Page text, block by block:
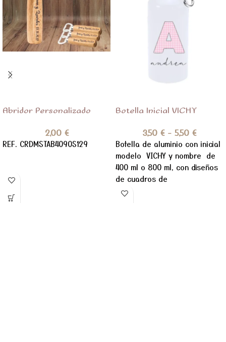
Abridor Personalizado
2,00 €
REF. CRDMSTAB4090S129
Botella Inicial VICHY
3,50 € - 5,50 €
Botella de aluminio con inicial
modelo VICHY y nombre de
400 ml o 800 ml, con diseños
de cuadros de